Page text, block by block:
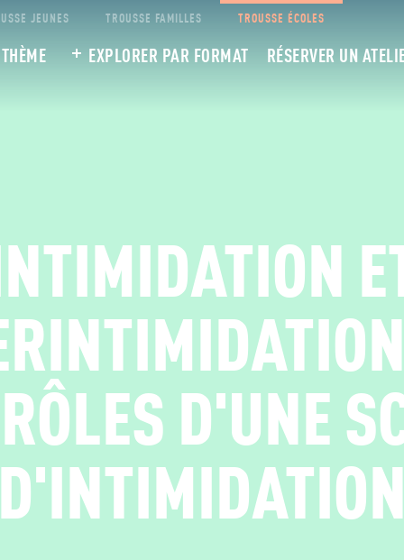
JEUNES TROUSSE FAMILLES TROUSSE ÉCOLES
EXPLORER PAR FORMAT RÉSERVER UN
D'UNE